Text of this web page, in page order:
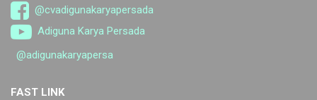
@cvadigunakaryapersada
Adiguna Karya Persada
@adigunakaryapersa
FAST LINK